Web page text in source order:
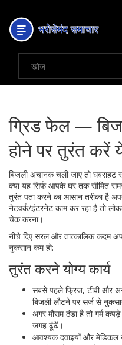
ग्रिड फेल —
होने पर तुरंत करें
बिजली अचानक चली जाए तो
क्या यह सिर्फ आपके घर तक सीमित
तुरंत पता करने का आसान तरीका है
नेटवर्क/इंटरनेट काम कर रहा है तो
चेक करना।
नीचे दिए सरल और तात्कालिक कदम
नुकसान कम हो:
तुरंत करने योग्‍य कार्य
सबसे पहले फ्रिज, टीवी और
बिजली लौटने पर सर्ज से
अगर मौसम ठंडा है तो गर्म
जगह ढूंढें।
आवश्यक दवाइयाँ और